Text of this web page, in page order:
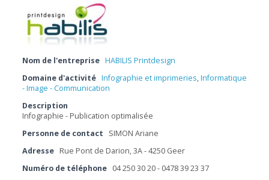
Nom de l'entreprise HABILIS Printdesign
Domaine d'activité Infographie et imprimeries,Informatique
- Image - Communication
Description
Infographie - Publication optimalisée
Personne de contact
SIMON Ariane
Adresse Rue Pont de Darion, 3A - 4250 Geer
Numéro de téléphone 04 250 30 20 - 0478 39 23 37